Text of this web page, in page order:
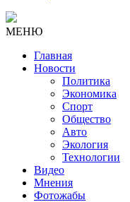
МЕНЮ
Главная
Новости
Политика
Экономика
Спорт
Общество
Авто
Экология
Технологии
Видео
Мнения
Фотожабы